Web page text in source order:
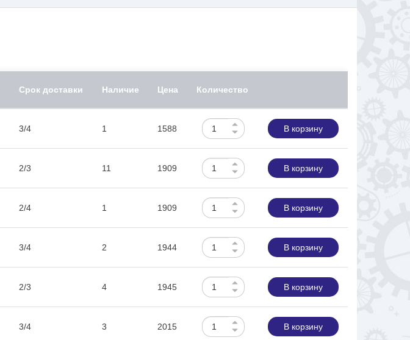
Срок доставки Наличие Цена Количество
3/4 1 1588 В корзину
2/3 11 1909 В корзину
2/4 1 1909 В корзину
3/4 2 1944 В корзину
2/3 4 1945 В корзину
3/4 3 2015 В корзину